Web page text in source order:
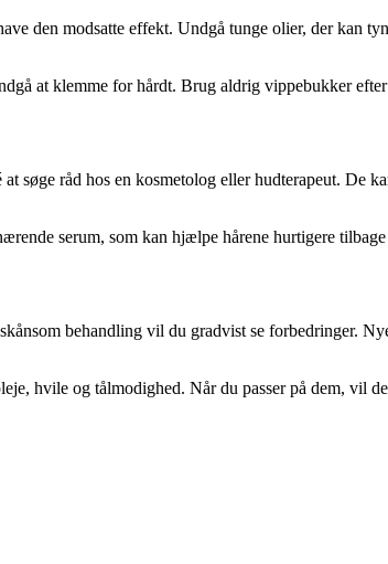
den modsatte effekt. Undgå tunge olier, der kan
at klemme for hårdt. Brug aldrig vippebukker
råd hos en kosmetolog eller hudterapeut. De
serum, som kan hjælpe hårene hurtigere tilbage
behandling vil du gradvist se forbedringer.
hvile og tålmodighed. Når du passer på dem, vil